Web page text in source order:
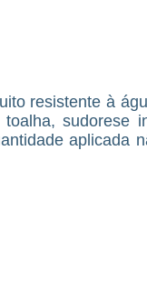
resistente à
sudorese
aplicada